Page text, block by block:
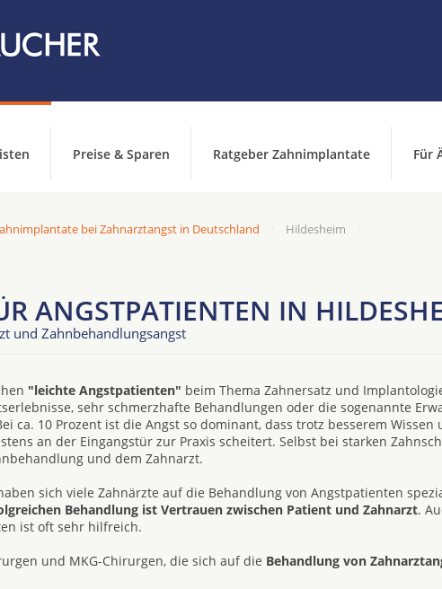
Preise & Sparen Ratgeber Zahnimplantate Für
bei Zahnarztangst in Deutschland Hildesheim
ANGSTPATIENTEN IN
und Zahnbehandlungsangst
"leichte Angstpatienten" beim Thema Zahnersatz und
sehr schmerzhafte Behandlungen oder die sogenannte
ca. 10 Prozent ist die Angst so dominant, dass trotz besserem
an der Eingangstür zur Praxis scheitert. Selbst bei starken
und dem Zahnarzt.
sich viele Zahnärzte auf die Behandlung von Angstpatienten
Behandlung ist Vertrauen zwischen Patient und Zahnarzt.
ist oft sehr hilfreich.
und MKG-Chirurgen, die sich auf die Behandlung von